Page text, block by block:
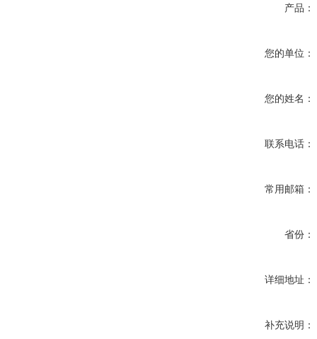
产品：
您的单位：
您的姓名：
联系电话：
常用邮箱：
省份：
详细地址：
补充说明：